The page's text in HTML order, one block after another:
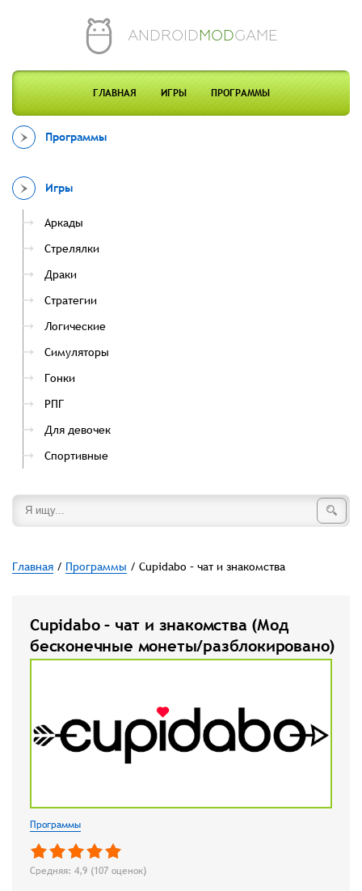
ANDROIDMODGAME
ГЛАВНАЯ ИГРЫ ПРОГРАММЫ
Программы
Игры
Аркады
Стрелялки
Драки
Стратегии
Логические
Симуляторы
Гонки
РПГ
Для девочек
Спортивные
Главная / Программы / Cupidabo – чат и знакомства
Cupidabo – чат и знакомства (Мод
бесконечные монеты/разблокировано)
Программы
Средняя: 4,9 (107 оценок)